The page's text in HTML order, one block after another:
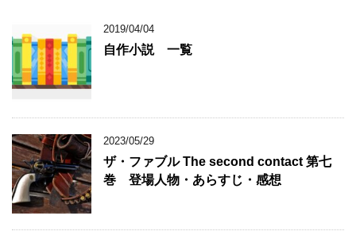
2019/04/04
自作小説 一覧
2023/05/29
ザ・ファブル The second contact 第七
巻 登場人物・あらすじ・感想